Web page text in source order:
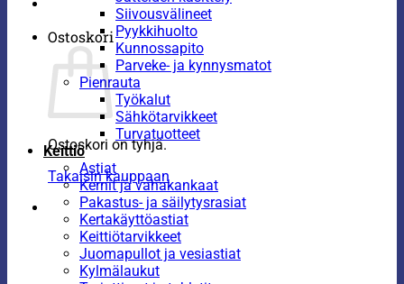
Ostoskori
Ostoskori on tyhjä.
Takaisin kauppaan
Siivousvälineet
Pyykkihuolto
Kunnossapito
Parveke- ja kynnysmatot
Pienrauta
Työkalut
Sähkötarvikkeet
Turvatuotteet
Keittiö
Astiat
Kernit ja vahakankaat
Pakastus- ja säilytysrasiat
Kertakäyttöastiat
Keittiötarvikkeet
Juomapullot ja vesiastiat
Kylmälaukut